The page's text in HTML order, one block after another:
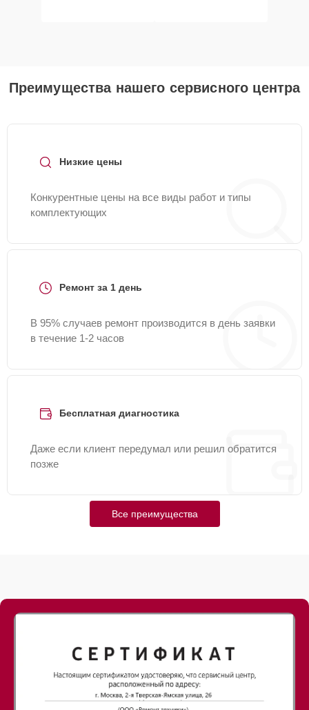
Преимущества нашего сервисного центра
Низкие цены
Конкурентные цены на все виды работ и типы
комплектующих
Ремонт за 1 день
В 95% случаев ремонт производится в день заявки
в течение 1-2 часов
Бесплатная диагностика
Даже если клиент передумал или решил обратится
позже
Все преимущества